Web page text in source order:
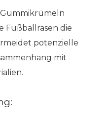
Fußballrasen die
potenzielle
mit